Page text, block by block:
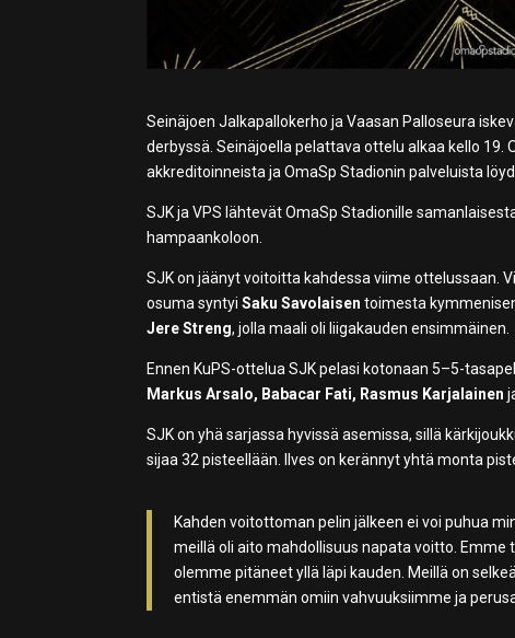
Seinäjoen Jalkapallokerho ja Vaasan Palloseura
derbyssä. Seinäjoella pelattava ottelu alkaa kello 19.
akkreditoinneista ja OmaSp Stadionin palveluista
SJK ja VPS lähtevät OmaSp Stadionille
hampaankoloon.
SJK on jäänyt voitoitta kahdessa viime ottelussaan.
osuma syntyiSaku Savolaisen toimesta
Jere Streng, jolla maali oli liigakauden ensimmäinen.
Ennen KuPS-ottelua SJK pelasi kotonaan 5–5-
Markus Arsalo, Babacar Fati, Rasmus Karjalainen
SJK on yhä sarjassa hyvissä asemissa, sillä
sijaa 32 pisteellään. Ilves on kerännyt yhtä monta
Kahden voitottoman pelin jälkeen ei voi puhua
meillä oli aito mahdollisuus napata voitto.
olemme pitäneet yllä läpi kauden. Meillä on
entistä enemmän omiin vahvuuksiimme ja